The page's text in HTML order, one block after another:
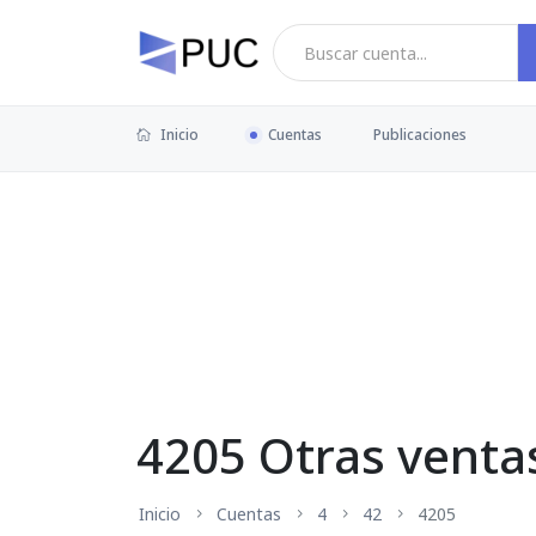
Inicio Cuentas Publicaciones
4205 Otras
Inicio Cuentas 4 42 4205